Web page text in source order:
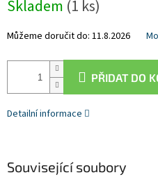
cena:
Skladem (1 ks)
Můžeme doručit do: 11.8.2026
PŘIDAT DO
Detailní informace
Související soubory